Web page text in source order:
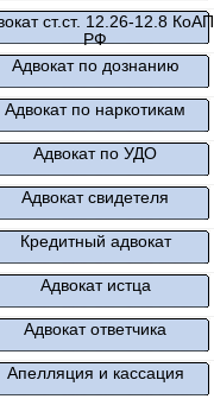
ст.ст. 12.26-12.8 КоАП
РФ
Адвокат по дознанию
Адвокат по наркотикам
Адвокат по УДО
Адвокат свидетеля
Кредитный адвокат
Адвокат истца
Адвокат ответчика
Апелляция и кассация